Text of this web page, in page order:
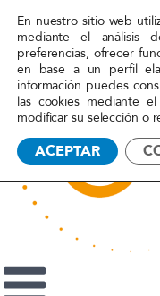
Inicio»
3 diciembre, 2014
¡Yo
Archivo
Red Acoge lanza
derogue el RDL 16/
que la exclusión
indiferente. Red
En nuestro sitio web
mediante el análisis
preferencias, ofrecer
en base a un perfil
información puedes
las cookies mediante
modificar su selección o
ACEPTAR